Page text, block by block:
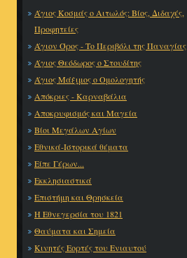
Άγιος Κοσμάς ο Αιτωλός: Βίος, Διδαχές,
Προφητείες
Άγιον Όρος - Το Περιβόλι της Παναγίας
Άγιος Θεόδωρος ο Στουδίτης
Άγιος Μάξιμος ο Ομολογητής
Απόκριες - Καρναβάλια
Αποκρυφισμός και Μαγεία
Βίοι Μεγάλων Αγίων
Εθνικά-Ιστορικά θέματα
Είπε Γέρων...
Εκκλησιαστικά
Επιστήμη και Θρησκεία
Η Εθνεγερσία του 1821
Θαύματα και Σημεία
Κινητές Εορτές του Ενιαυτού